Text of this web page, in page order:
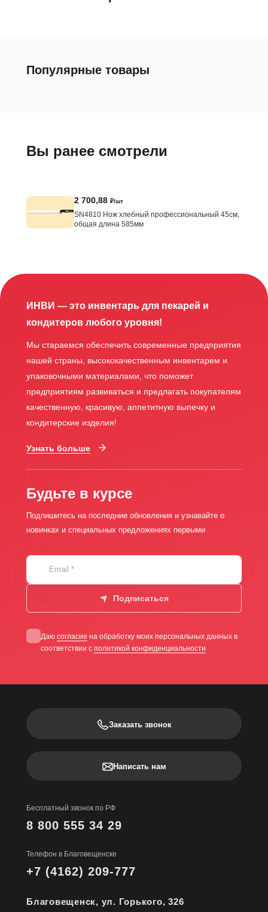
Популярные товары
Вы ранее смотрели
2 700,88 ₽/шт
SN4810 Нож хлебный профессиональный 45см,
общая длина 585мм
ИНВИ — это инвентарь для пекарей и
кондитеров любого уровня!
Мы стараемся обеспечить современные предприятия
нашей страны, высококачественным инвентарем и
упаковочными материалами, что поможет
предприятиям развиваться и предлагать покупателям
качественную, красивую, аппетитную выпечку и
кондитерские изделия!
Узнать больше
Будьте в курсе
Подпишитесь на последние обновления и узнавайте о
новинках и специальных предложениях первыми
Email *
Подписаться
Даю согласие на обработку моих персональных данных в
соответствии с политикой конфиденциальности
Заказать звонок
Написать нам
Бесплатный звонок по РФ
8 800 555 34 29
Телефон в Благовещенске
+7 (4162) 209-777
Благовещенск, ул. Горького, 326